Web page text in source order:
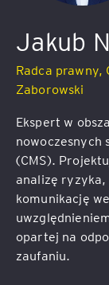
Jakub
Radca prawny,
Zaborowski
Ekspert w
nowoczesnych
(CMS).
analizę ryzyka,
komunikację
opartej na
zaufaniu.